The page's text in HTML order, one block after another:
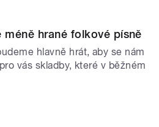
hrané folkové písně
hlavně hrát, aby se nám
vás skladby, které v běžném